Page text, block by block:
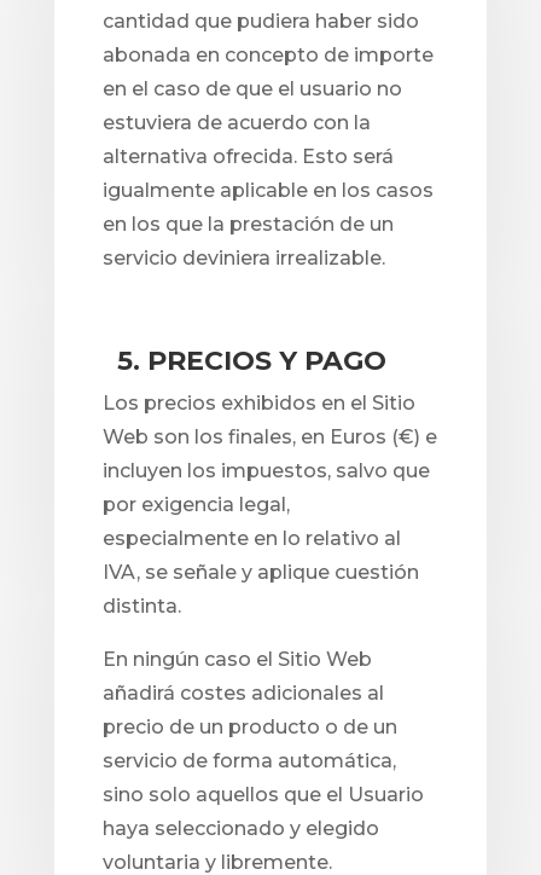
cantidad que pudiera haber sido
abonada en concepto de importe
en el caso de que el usuario no
estuviera de acuerdo con la
alternativa ofrecida. Esto será
igualmente aplicable en los casos
en los que la prestación de un
servicio deviniera irrealizable.
5. PRECIOS Y PAGO
Los precios exhibidos en el Sitio
Web son los finales, en Euros (€) e
incluyen los impuestos, salvo que
por exigencia legal,
especialmente en lo relativo al
IVA, se señale y aplique cuestión
distinta.
En ningún caso el Sitio Web
añadirá costes adicionales al
precio de un producto o de un
servicio de forma automática,
sino solo aquellos que el Usuario
haya seleccionado y elegido
voluntaria y libremente.